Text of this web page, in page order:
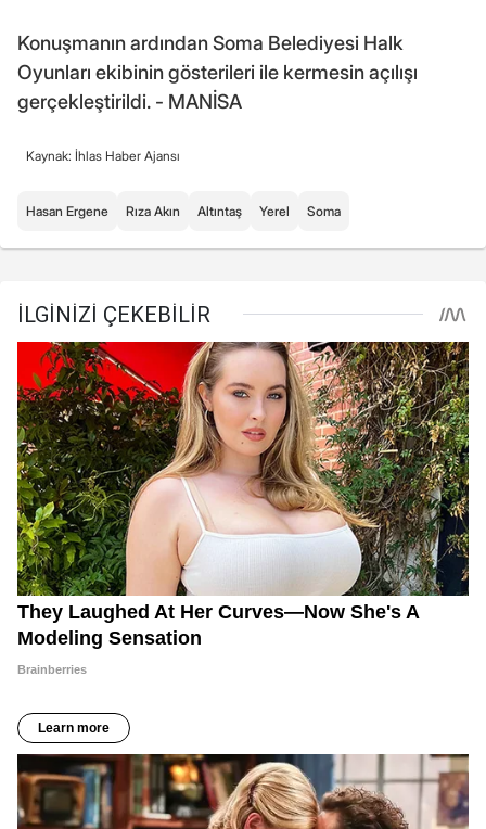
Konuşmanın ardından Soma Belediyesi Halk
Oyunları ekibinin gösterileri ile kermesin açılışı
gerçekleştirildi. - MANİSA
Kaynak: İhlas Haber Ajansı
Hasan Ergene Rıza Akın Altıntaş Yerel Soma